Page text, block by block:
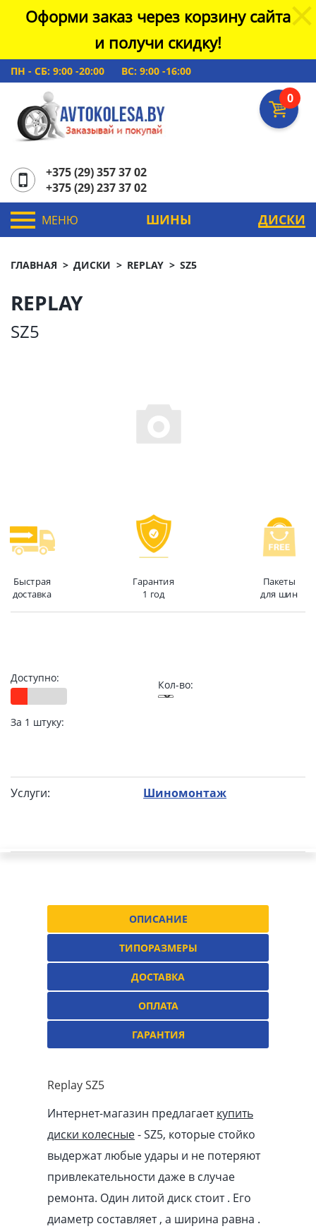
Оформи заказ через корзину сайта
и получи скидку!
ПН - СБ: 9:00 -20:00 ВС: 9:00 -16:00
0
+375 (29) 357 37 02
+375 (29) 237 37 02
МЕНЮ ШИНЫ ДИСКИ
ГЛАВНАЯ ДИСКИ REPLAY SZ5
REPLAY
SZ5
Быстрая
доставка
Гарантия
1 год
Пакеты
для шин
Доступно:
Кол-во:
За 1 штуку:
Услуги: Шиномонтаж
ОПИСАНИЕ
ТИПОРАЗМЕРЫ
ДОСТАВКА
ОПЛАТА
ГАРАНТИЯ
Replay SZ5
Интернет-магазин предлагаеткупить
диски колесные- SZ5, которые стойко
выдержат любые удары и не потеряют
привлекательности даже в случае
ремонта. Один литой диск стоит . Его
диаметр составляет , а ширина равна .